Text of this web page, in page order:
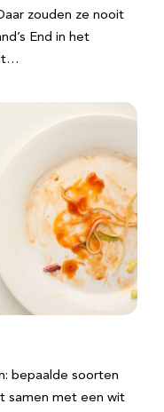
zouden ze nooit
End in het
bepaalde soorten
samen met een wit